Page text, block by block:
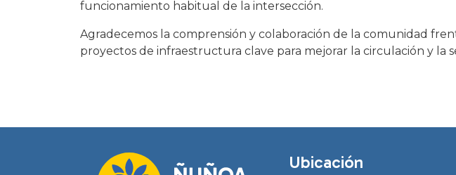
funcionamiento habitual de la intersección.
Agradecemos la comprensión y colaboración de la comunidad
proyectos de infraestructura clave para mejorar la circulación y la
Ubicación